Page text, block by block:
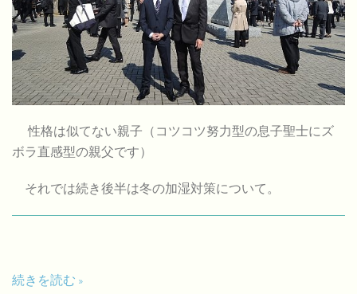
性格は似てない親子（コツコツ努力型の息子聖士にズ
ボラ直感型の親父です）
それでは続き後半は冬の加湿対策について。
続きを読む